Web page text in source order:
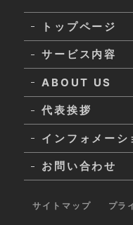
トップページ
サービス内容
ABOUT US
代表挨拶
インフォメーシ
お問い合わせ
サイトマップ プラ